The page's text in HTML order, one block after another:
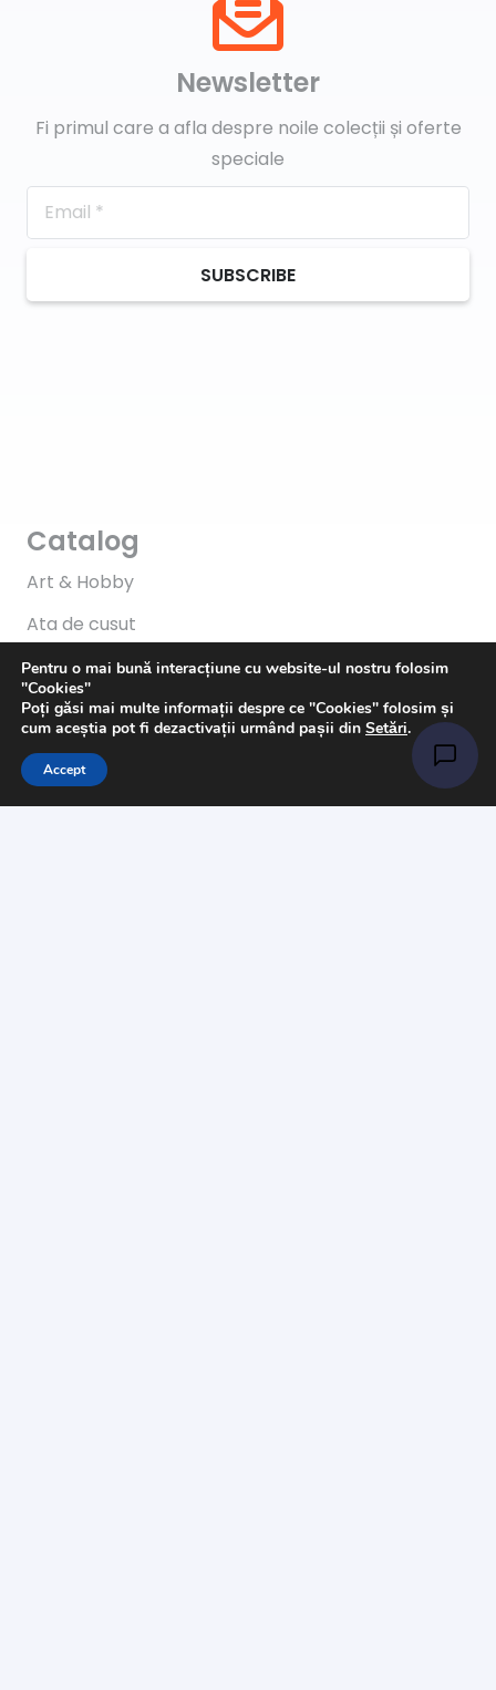
Newsletter
Fi primul care a afla despre noile colecții și oferte
speciale
SUBSCRIBE
Catalog
Art & Hobby
Ata de cusut
Pasmanterie
Tesaturi
Accesorii
Informații
Pentru o mai bună interacțiune cu website-ul nostru folosim
"Cookies"
Poți găsi mai multe informații despre ce "Cookies" folosim și
cum aceștia pot fi dezactivații urmând pașii din Setări.
Accept